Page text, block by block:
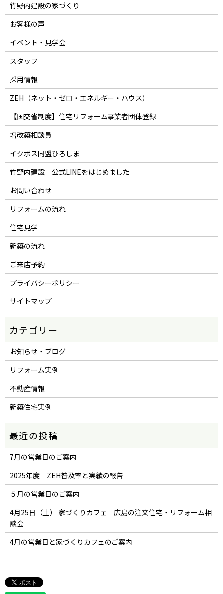
竹野内建設の家づくり
お客様の声
イベント・見学会
スタッフ
採用情報
ZEH（ネット・ゼロ・エネルギー・ハウス）
【国交省制度】住宅リフォーム事業者団体登録
増改築相談員
イクボス同盟ひろしま
竹野内建設 公式LINEをはじめました
お問い合わせ
リフォームの流れ
住宅見学
新築の流れ
ご来店予約
プライバシーポリシー
サイトマップ
お知らせ・ブログ
リフォーム実例
不動産情報
新築住宅実例
7月の営業日のご案内
2025年度 ZEH普及率と実績の報告
５月の営業日のご案内
4月25日（土） 家づくりカフェ｜広島の注文住宅・リフォーム相
談会
4月の営業日と家づくりカフェのご案内